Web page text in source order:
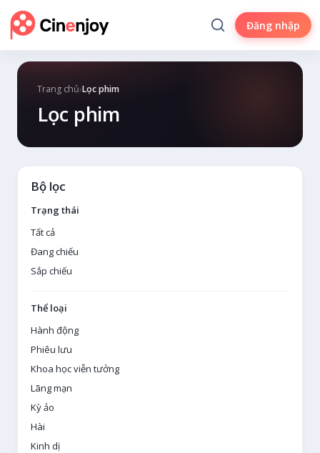
Đăng nhập
Trang chủ›Lọc phim
Lọc phim
Bộ lọc
Trạng thái
Tất cả
Đang chiếu
Sắp chiếu
Thể loại
Hành động
Phiêu lưu
Khoa học viễn tưởng
Lãng mạn
Kỳ ảo
Hài
Kinh dị